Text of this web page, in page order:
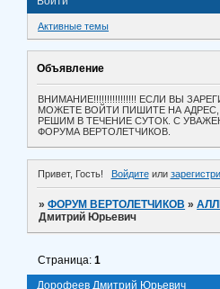
Активные темы
Объявление
ВНИМАНИЕ!!!!!!!!!!!!!!!! ЕСЛИ ВЫ
МОЖЕТЕ ВОЙТИ ПИШИТЕ НА АДРЕС,
РЕШИМ В ТЕЧЕНИЕ СУТОК. С
ФОРУМА ВЕРТОЛЕТЧИКОВ.
Привет, Гость! Войдитеили
»ФОРУМ ВЕРТОЛЕТЧИКОВ »
Дмитрий Юрьевич
Дорофеев Дмитрий Юрьевич
Страница:1